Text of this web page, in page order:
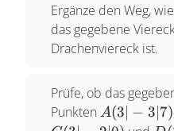
Seiten parallel sind
allgemein ein Viereck,
du solche
ich beginne mit dem
Ergänze den Weg,
das gegebene
Drachenviereck ist.
Prüfe, ob das
Punkten A(3|-3|7)
A(3∣ − 3∣7)